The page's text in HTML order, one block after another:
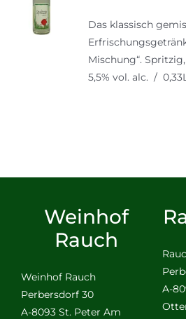
Das klassisch
Mischung“.
5,5% vol. alc. /
Weinhof
Rauch
Weinhof Rauch
Perbersdorf 30
A-8093 St. Peter Am
A-